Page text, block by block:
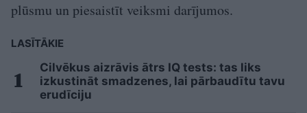
plūsmu un piesaistīt veiksmi darījumos.
LASĪTĀKIE
Cilvēkus aizrāvis ātrs IQ tests: tas liks
izkustināt smadzenes, lai pārbaudītu tavu
erudīciju